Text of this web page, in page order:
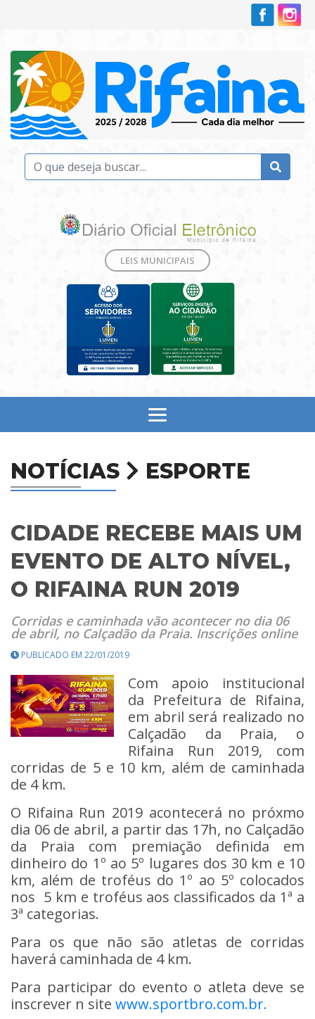
LEIS MUNICIPAIS
NOTÍCIAS ESPORTE
CIDADE RECEBE MAIS UM
EVENTO DE ALTO NÍVEL,
O RIFAINA RUN 2019
Corridas e caminhada vão acontecer no dia 06
de abril, no Calçadão da Praia. Inscrições online
PUBLICADO EM 22/01/2019
Com apoio institucional
da Prefeitura de Rifaina,
em abril será realizado no
Calçadão da Praia, o
Rifaina Run 2019, com
corridas de 5 e 10 km, além de caminhada
de 4 km.
O Rifaina Run 2019 acontecerá no próxmo
dia 06 de abril, a partir das 17h, no Calçadão
da Praia com premiação definida em
dinheiro do 1º ao 5º lugares dos 30 km e 10
km, além de troféus do 1º ao 5º colocados
nos 5 km e troféus aos classificados da 1ª a
3ª categorias.
Para os que não são atletas de corridas
haverá caminhada de 4 km.
Para participar do evento o atleta deve se
inscrever n site www.sportbro.com.br.